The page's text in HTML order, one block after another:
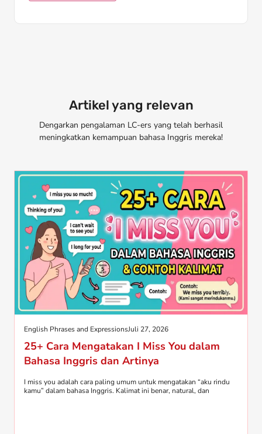
Artikel yang relevan
Dengarkan pengalaman LC-ers yang telah berhasil
meningkatkan kemampuan bahasa Inggris mereka!
English Phrases and ExpressionsJuli 27, 2026
25+ Cara Mengatakan I Miss You dalam
Bahasa Inggris dan Artinya
I miss you adalah cara paling umum untuk mengatakan “aku rindu
kamu” dalam bahasa Inggris. Kalimat ini benar, natural, dan